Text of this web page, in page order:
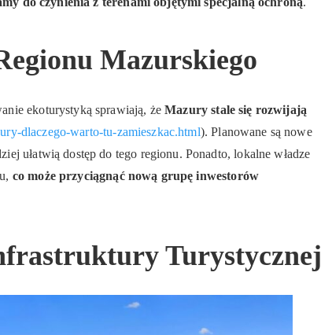
Mazurskiego
ekoturystyką sprawiają, żeMazury stale się rozwijają
dlaczego-warto-tu-zamieszkac.html). Planowane są nowe
ułatwią dostęp do tego regionu. Ponadto, lokalne władze
co może przyciągnąć nową grupę inwestorów
Turystycznej